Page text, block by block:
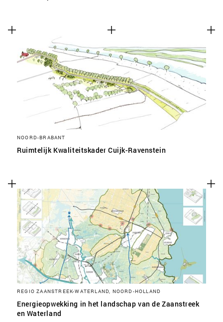
NOORD-BRABANT
Ruimtelijk Kwaliteitskader Cuijk-Ravenstein
REGIO ZAANSTREEK-WATERLAND, NOORD-HOLLAND
Energieopwekking in het landschap van de Zaanstreek
en Waterland